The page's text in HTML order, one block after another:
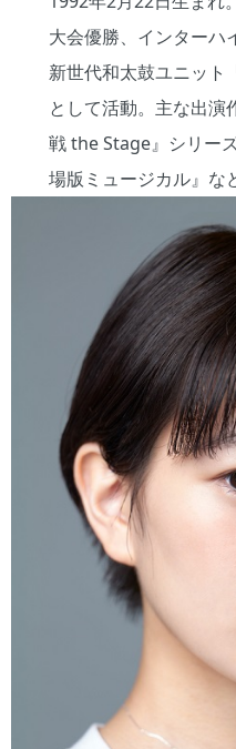
大会優勝、インターハ
新世代和太鼓ユニッ
として活動。主な出演
戦 the Stage』シリ
場版ミュージカル』な